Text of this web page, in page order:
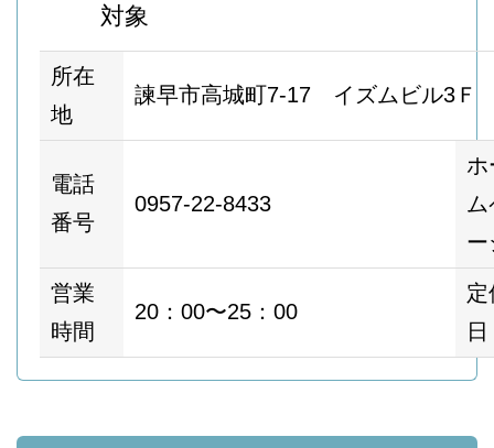
対象
所在
地
諫早市高城町7-17 イズムビル3Ｆ
電話
番号
0957-22-8433
ホ
ー
営業
時間
20：00〜25：00
定
日